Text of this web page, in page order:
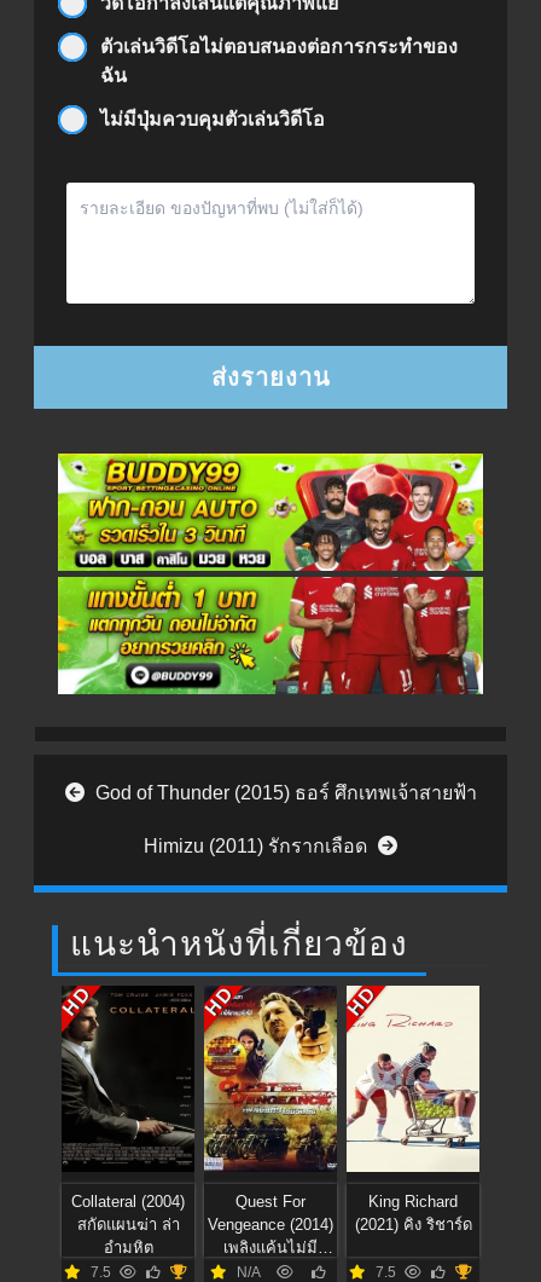
ตัวเล่นวิดีโอไม่ตอบสนองต่อการกระทำของ
ฉัน
ไม่มีปุ่มควบคุมตัวเล่นวิดีโอ
Post navigation
God of Thunder (2015) ธอร์ ศึกเทพเจ้าสายฟ้า
Himizu (2011) รักรากเลือด
แนะนำหนังที่เกี่ยวข้อง
HD
Collateral (2004)
สกัดแผนฆ่า ล่า
อำมหิต
7.5
HD
Quest For
Vengeance (2014)
เพลิงแค้นไม่มี
วันดับ
N/A
HD
King Richard
(2021) คิง ริชาร์ด
7.5